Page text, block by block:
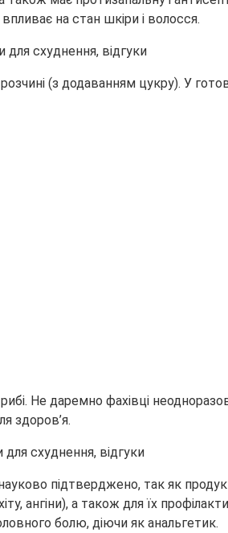
на стан шкіри і волосся.
(з додаванням цукру). У
Не даремно фахівці
здоров’я.
підтверджено, так як
ангіни), а також для їх
болю, діючи як анальгетик.